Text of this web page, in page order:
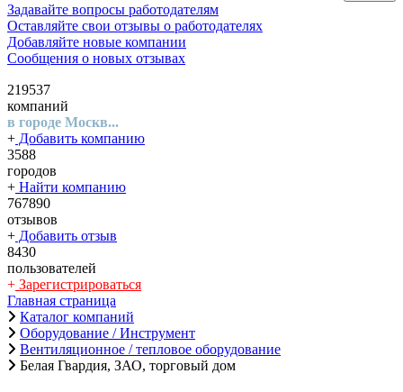
Задавайте вопросы работодателям
Оставляйте свои отзывы о работодателях
Добавляйте новые компании
Сообщения о новых отзывах
219537
компаний
в городе Москв...
+ Добавить компанию
3588
городов
+ Найти компанию
767890
отзывов
+ Добавить отзыв
8430
пользователей
+ Зарегистрироваться
Главная страница
Каталог компаний
Оборудование / Инструмент
Вентиляционное / тепловое оборудование
Белая Гвардия, ЗАО, торговый дом